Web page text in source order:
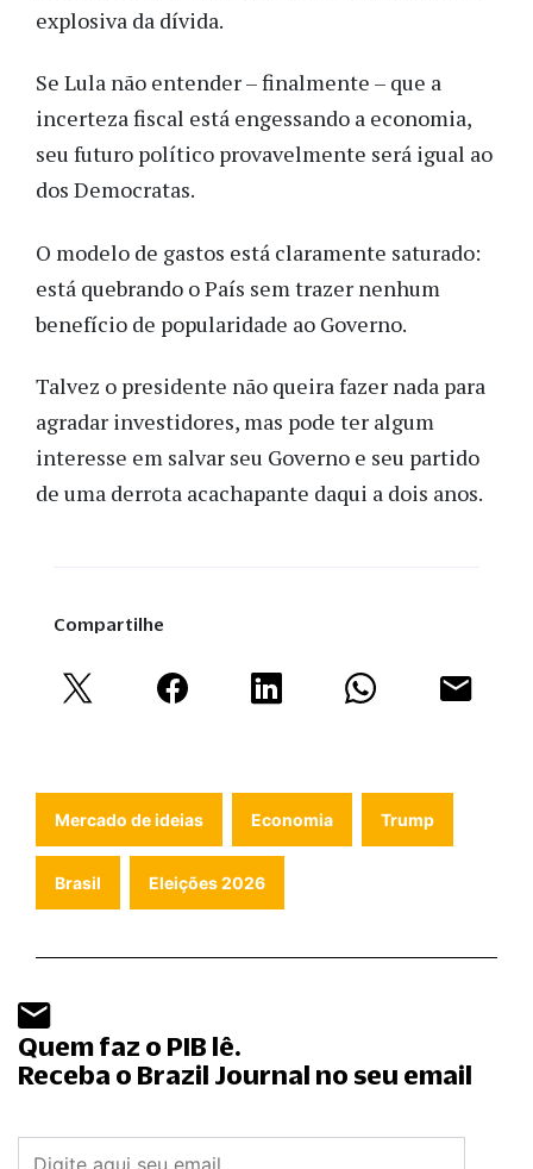
explosiva da dívida.
Se Lula não entender – finalmente – que a
incerteza fiscal está engessando a economia,
seu futuro político provavelmente será igual ao
dos Democratas.
O modelo de gastos está claramente saturado:
está quebrando o País sem trazer nenhum
benefício de popularidade ao Governo.
Talvez o presidente não queira fazer nada para
agradar investidores, mas pode ter algum
interesse em salvar seu Governo e seu partido
de uma derrota acachapante daqui a dois anos.
Compartilhe
Mercado de ideias Economia Trump
Brasil Eleições 2026
Quem faz o PIB lê.
Receba o Brazil Journal no seu email